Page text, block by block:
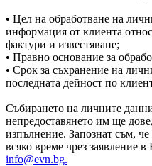
• Цел на обработване на
информация от клиента
фактури и известяване;
• Правно основание за
• Срок за съхранение на
последната дейност по
Събирането на личните
непредоставянето им ще
изпълнение. Запознат съм, че
всяко време чрез заявление
info@evn.bg.